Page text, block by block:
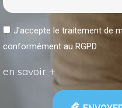
J'accepte le traitement de
conformément au RGPD
en savoir +